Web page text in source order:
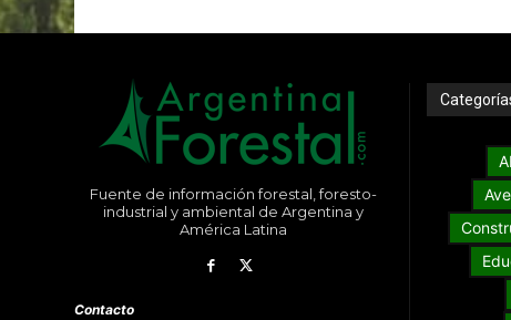
Fuente de información forestal, foresto-
industrial y ambiental de Argentina y
América Latina
Contacto